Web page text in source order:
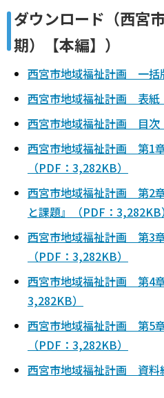
ダウンロード（西宮
期）【本編】）
西宮市地域福祉計画 一括
西宮市地域福祉計画 表紙
西宮市地域福祉計画 目次
西宮市地域福祉計画 第1
（PDF：3,282KB）
西宮市地域福祉計画 第2
と課題』（PDF：3,282KB）
西宮市地域福祉計画 第3
（PDF：3,282KB）
西宮市地域福祉計画 第4
3,282KB）
西宮市地域福祉計画 第5
（PDF：3,282KB）
西宮市地域福祉計画 資料